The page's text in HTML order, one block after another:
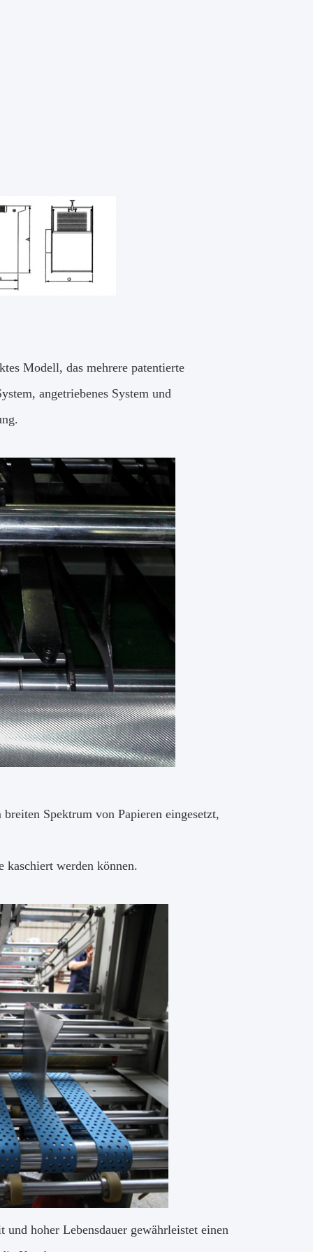
Modell, das mehrere patentierte
angetriebenes System und
Spektrum von Papieren eingesetzt,
kaschiert werden können.
hoher Lebensdauer gewährleistet einen